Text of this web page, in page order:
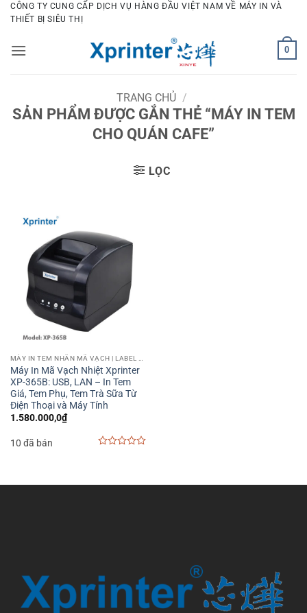
Bỏ
qua
dung
CÔNG TY CUNG CẤP DỊCH VỤ HÀNG ĐẦU VIỆT NAM VỀ MÁY IN VÀ
THIẾT BỊ SIÊU THỊ
0
TRANG CHỦ /
SẢN PHẨM ĐƯỢC GẮN THẺ “MÁY IN TEM
CHO QUÁN CAFE”
LỌC
Máy In Mã Vạch Nhiệt Xprinter
XP-365B: USB, LAN – In Tem
Giá, Tem Phụ, Tem Trà Sữa Từ
Điện Thoại và Máy Tính
1.580.000,0₫
10 đã bán
5